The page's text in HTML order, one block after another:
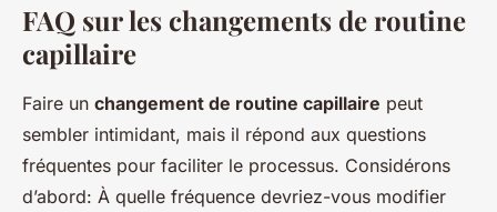
FAQ sur les changements de routine
capillaire
Faire un changement de routine capillaire peut
sembler intimidant, mais il répond aux questions
fréquentes pour faciliter le processus. Considérons
d’abord: À quelle fréquence devriez-vous modifier